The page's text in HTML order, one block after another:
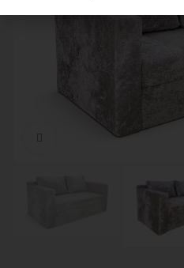
Нажмите, чтобы